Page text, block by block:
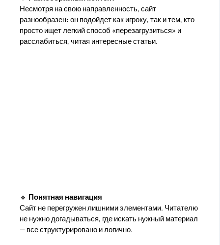
Несмотря на свою направленность, сайт
разнообразен: он подойдет как игроку, так и тем, кто
просто ищет легкий способ «перезагрузиться» и
расслабиться, читая интересные статьи.
🔹 Понятная навигация
Сайт не перегружен лишними элементами. Читателю
не нужно догадываться, где искать нужный материал
— все структурировано и логично.